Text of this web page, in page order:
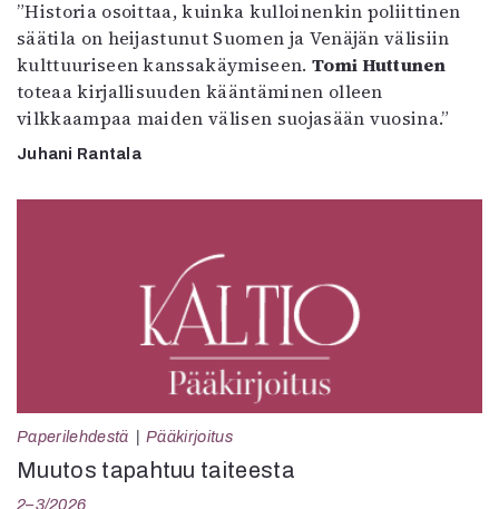
”Historia osoittaa, kuinka kulloinenkin poliittinen
säätila on heijastunut Suomen ja Venäjän välisiin
kulttuuriseen kanssakäymiseen. Tomi Huttunen
toteaa kirjallisuuden kääntäminen olleen
vilkkaampaa maiden välisen suojasään vuosina.”
Juhani Rantala
Paperilehdestä Pääkirjoitus
Muutos tapahtuu taiteesta
2–3/2026